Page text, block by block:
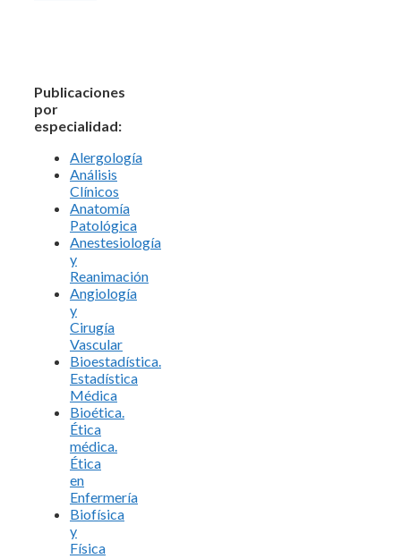
Publicaciones
por
especialidad:
Alergología
Análisis
Clínicos
Anatomía
Patológica
Anestesiología
y
Reanimación
Angiología
y
Cirugía
Vascular
Bioestadística.
Estadística
Médica
Bioética.
Ética
médica.
Ética
en
Enfermería
Biofísica
y
Física